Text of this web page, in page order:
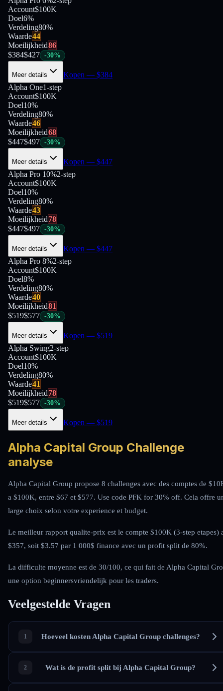
Account$100K
Doel6%
Verdeling80%
Waarde44
Moeilijkheid86
$384$427 -30%
Meer details Kopen — $384
Alpha One1-step
Account$100K
Doel10%
Verdeling80%
Waarde46
Moeilijkheid68
$447$497 -30%
Meer details Kopen — $447
Alpha Pro 10%2-step
Account$100K
Doel10%
Verdeling80%
Waarde43
Moeilijkheid78
$447$497 -30%
Meer details Kopen — $447
Alpha Pro 8%2-step
Account$100K
Doel8%
Verdeling80%
Waarde40
Moeilijkheid81
$519$577 -30%
Meer details Kopen — $519
Alpha Swing2-step
Account$100K
Doel10%
Verdeling80%
Waarde41
Moeilijkheid78
$519$577 -30%
Meer details Kopen — $519
Alpha Capital Group Challenge
analyse
Alpha Capital Group propose 8 challenges avec des comptes de
a $100K, entre $67 et $577. Use code PFK for 30% off. Cela offre
large choix selon votre experience et budget.
Le meilleur rapport qualite-prix est le compte $100K (3-step etapes)
$357, soit $3.57 par 1 000$ finance avec un profit split de 80%.
La difficulte moyenne est de 30/100, ce qui fait de Alpha Capital
une option beginnersvriendelijk pour les traders.
Veelgestelde Vragen
Hoeveel kosten Alpha Capital Group challenges?
Wat is de profit split bij Alpha Capital Group?